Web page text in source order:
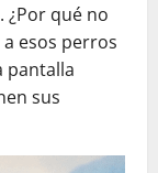
¿Por qué no
esos perros
pantalla
sus